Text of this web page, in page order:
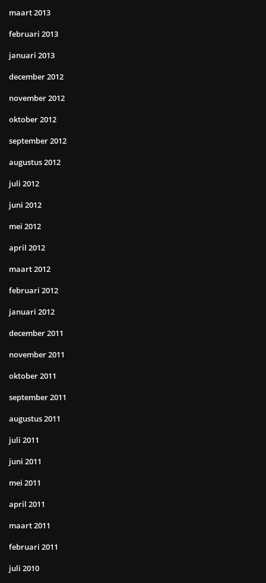
maart 2013
februari 2013
januari 2013
december 2012
november 2012
oktober 2012
september 2012
augustus 2012
juli 2012
juni 2012
mei 2012
april 2012
maart 2012
februari 2012
januari 2012
december 2011
november 2011
oktober 2011
september 2011
augustus 2011
juli 2011
juni 2011
mei 2011
april 2011
maart 2011
februari 2011
juli 2010